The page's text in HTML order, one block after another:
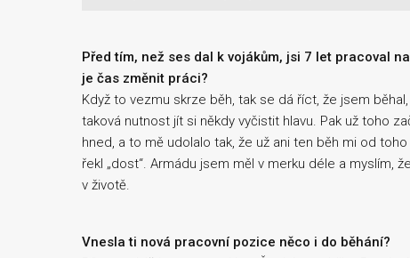
Před tím, než ses dal k vojákům, jsi 7 let pracoval
je čas změnit práci?
Když to vezmu skrze běh, tak se dá říct, že jsem
taková nutnost jít si někdy vyčistit hlavu. Pak už toho
hned, a to mě udolalo tak, že už ani ten běh mi od
řekl „dost“. Armádu jsem měl v merku déle a myslím,
v životě.
Vnesla ti nová pracovní pozice něco i do běhání?